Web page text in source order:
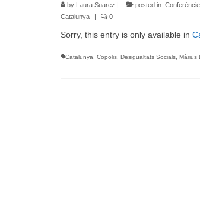
by Laura Suarez | posted in:
Catalunya
| 0
Sorry, this entry is only available in
Catalunya Copolis Desigualtats Socials Màrius